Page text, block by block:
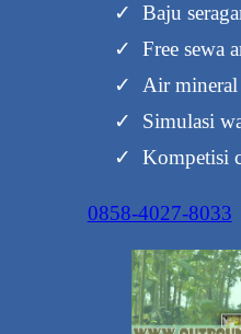
Baju
Free sewa
Air mineral
Simulasi
Kompetisi
0858-4027-8033